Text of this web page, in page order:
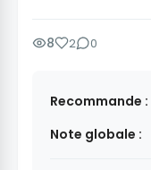
8 2 0
Recommande :
Note globale :